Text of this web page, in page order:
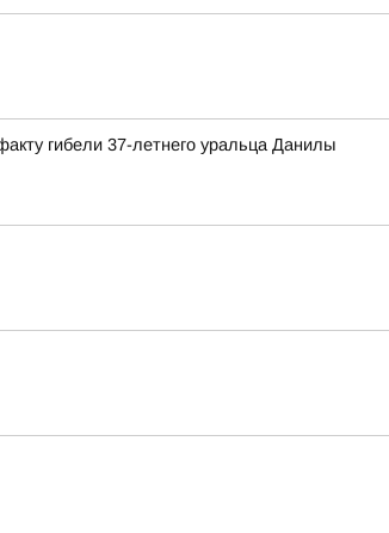
гибели 37-летнего уральца Данилы